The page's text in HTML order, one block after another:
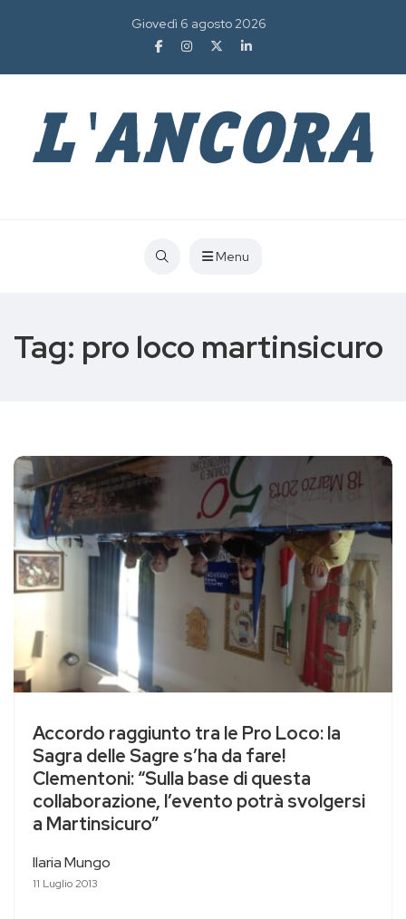
Giovedì 6 agosto 2026
Menu
Tag: pro loco martinsicuro
Accordo raggiunto tra le Pro Loco: la
Sagra delle Sagre s’ha da fare!
Clementoni: “Sulla base di questa
collaborazione, l’evento potrà svolgersi
a Martinsicuro”
Ilaria Mungo
11 Luglio 2013